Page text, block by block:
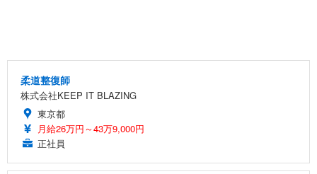
柔道整復師
株式会社KEEP IT BLAZING
東京都
月給26万円～43万9,000円
正社員